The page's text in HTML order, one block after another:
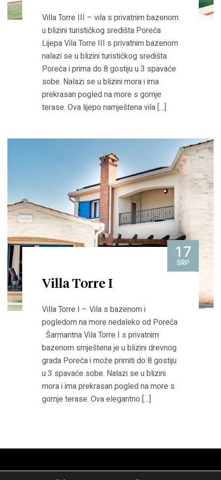
Villa Torre III – vila s privatnim bazenom
u blizini turističkog središta Poreča
Lijepa Vila Torre III s privatnim bazenom
nalazi se u blizini turističkog središta
Poreča i prima do 8 gostiju u 3 spavaće
sobe. Nalazi se u blizini mora i ima
prekrasan pogled na more s gornje
terase. Ova lijepo namještena vila […]
17
SRP
Villa Torre I
Villa Torre I – Vila s bazenom i
pogledom na more nedaleko od Poreča
Šarmantna Vila Torre I s privatnim
bazenom smještena je u blizini drevnog
grada Poreča i može primiti do 8 gostiju
u 3 spavaće sobe. Nalazi se u blizini
mora i ima prekrasan pogled na more s
gornje terase. Ova elegantno […]